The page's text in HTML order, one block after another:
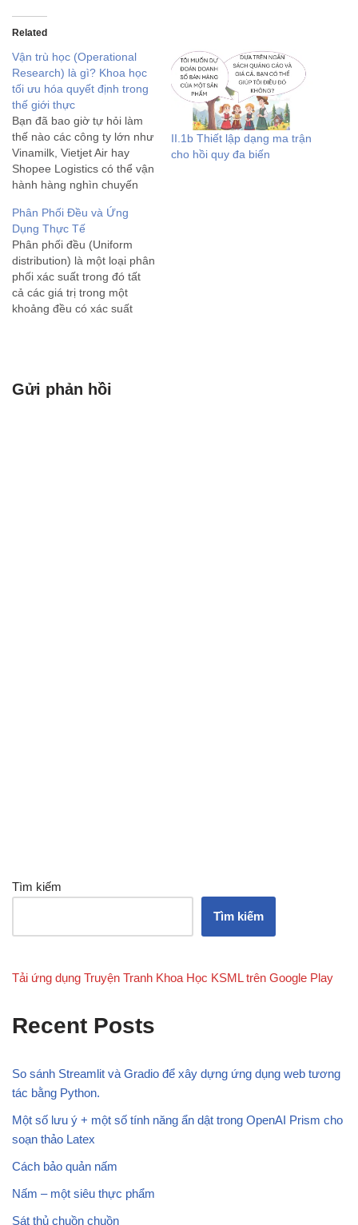
Related
Vận trù học (Operational
Research) là gì? Khoa học
tối ưu hóa quyết định trong
thế giới thực
Bạn đã bao giờ tự hỏi làm
thế nào các công ty lớn như
Vinamilk, Vietjet Air hay
Shopee Logistics có thể vận
hành hàng nghìn chuyến
khổng lồ và tối ưu chi phí
chỉ trong tích tắc? Bí quyết
nằm ở một ngành…
II.1b Thiết lập dạng ma trận
cho hồi quy đa biến
Phân Phối Đều và Ứng
Dụng Thực Tế
Phân phối đều (Uniform
distribution) là một loại phân
phối xác suất trong đó tất
cả các giá trị trong một
khoảng đều có xác suất
Distribution): Đây là phân
Gửi phản hồi
Tìm kiếm
Tìm kiếm
Tải ứng dụng Truyện Tranh Khoa Học KSML trên Google Play
Recent Posts
So sánh Streamlit và Gradio để xây dựng ứng dụng web tương
tác bằng Python.
Một số lưu ý + một số tính năng ẩn dật trong OpenAI Prism cho
soạn thảo Latex
Cách bảo quản nấm
Nấm – một siêu thực phẩm
Sát thủ chuồn chuồn